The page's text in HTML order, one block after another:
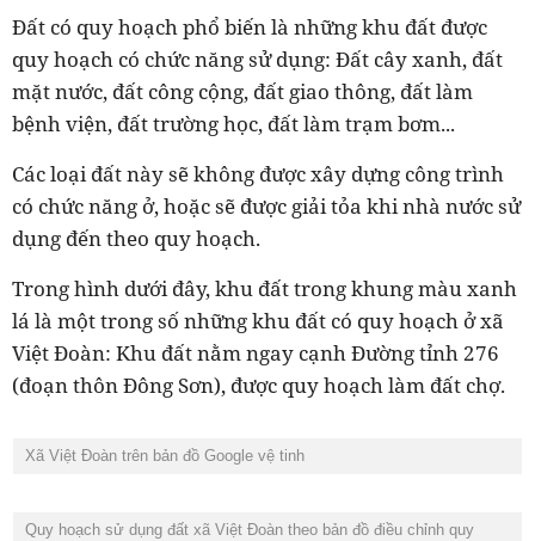
Đất có quy hoạch phổ biến là những khu đất được
quy hoạch có chức năng sử dụng: Đất cây xanh, đất
mặt nước, đất công cộng, đất giao thông, đất làm
bệnh viện, đất trường học, đất làm trạm bơm...
Các loại đất này sẽ không được xây dựng công trình
có chức năng ở, hoặc sẽ được giải tỏa khi nhà nước sử
dụng đến theo quy hoạch.
Trong hình dưới đây, khu đất trong khung màu xanh
lá là một trong số những khu đất có quy hoạch ở xã
Việt Đoàn: Khu đất nằm ngay cạnh Đường tỉnh 276
(đoạn thôn Đông Sơn), được quy hoạch làm đất chợ.
Xã Việt Đoàn trên bản đồ Google vệ tinh
Quy hoạch sử dụng đất xã Việt Đoàn theo bản đồ điều chỉnh quy